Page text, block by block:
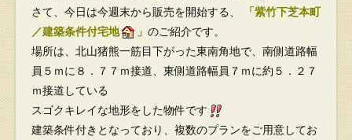
さて、今日は今週末から販売を開始する、
「紫竹下芝本町
／建築条件付宅地
」 のご紹介です。
場所は、北山猪熊一筋目下がった東南角地で、南側道路幅
員５ｍに８．７７ｍ接道、東側道路幅員７ｍに約５．２７
ｍ接道している
スゴクキレイな地形をした物件です
建築条件付きとなっており、複数のプランをご用意してお